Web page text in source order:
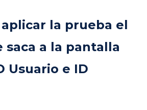
la prueba el
saca a la pantalla
Usuario e ID